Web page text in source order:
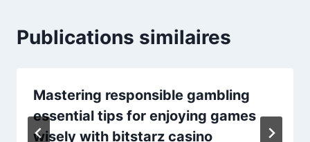
Publications similaires
Mastering responsible gambling
essential tips for enjoying games
wisely with bitstarz casino